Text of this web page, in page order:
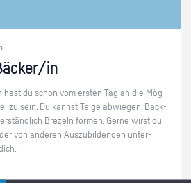
in
hast du schon vom ers­ten Tag an die Mög­
zu sein. Du kannst Teige ab­wie­gen, Back­
Bre­zeln for­men. Gerne wirst du
von an­de­ren Aus­zu­bil­den­den un­ter­